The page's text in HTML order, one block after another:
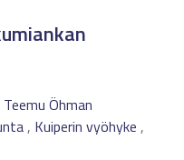
Teemu Öhman
, Kuiperin vyöhyke ,